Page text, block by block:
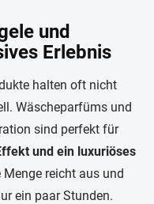
und
Erlebnis
halten oft nicht
Wäscheparfüms und
sind perfekt für
und ein luxuriöses
reicht aus und
ein paar Stunden.